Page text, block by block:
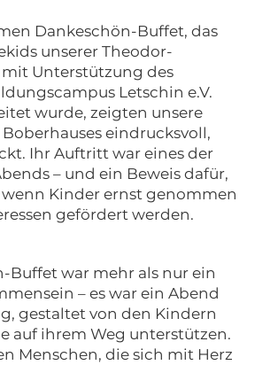
Dankeschön-Buffet, das
unserer Theodor-
Unterstützung des
Letschin e.V.
wurde, zeigten unsere
eindrucksvoll,
Ihr Auftritt war eines der
– und ein Beweis dafür,
Kinder ernst genommen
gefördert werden.
Buffet war mehr als nur ein
– es war ein Abend
gestaltet von den Kindern
auf ihrem Weg unterstützen.
Menschen, die sich mit Herz